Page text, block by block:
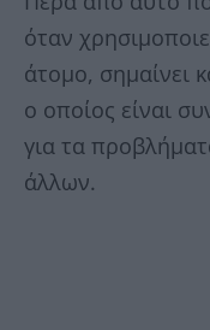
όταν
άτομο, σημαίνει
ο οποίος είναι
για τα
άλλων.